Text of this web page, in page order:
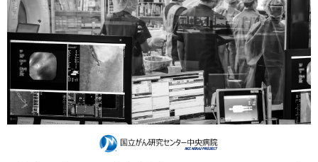
お知らせ 2023.05.15
2023/4/19～21開催の Medtech Japan 2023 和（やわら
ぎ）ブースに多数の方がお立ち寄りくださり、誠にありがと
うございました。